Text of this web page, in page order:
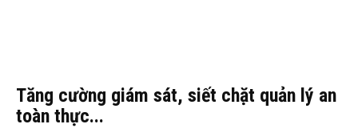
Tăng cường giám sát, siết chặt quản lý an
toàn thực...